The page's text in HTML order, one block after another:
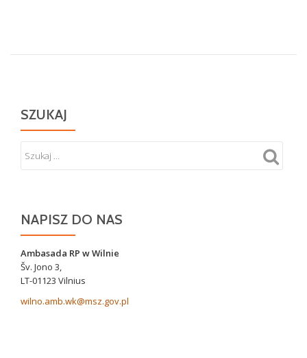
w
SZUKAJ
NAPISZ DO NAS
Ambasada RP w Wilnie
Šv. Jono 3,
LT-01123 Vilnius
wilno.amb.wk@msz.gov.pl